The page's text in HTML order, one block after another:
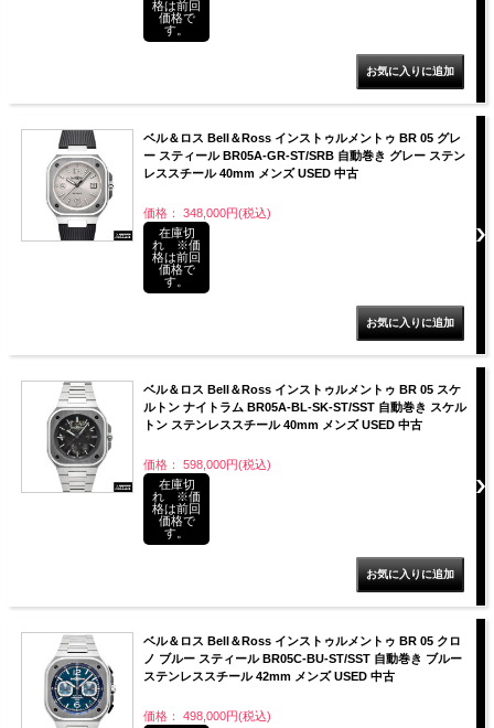
格は前回
価格で
す。
ベル＆ロス Bell＆Ross インストゥルメントゥ BR 05 グレ
ー スティール BR05A-GR-ST/SRB 自動巻き グレー ステン
レススチール 40mm メンズ USED 中古
価格： 348,000円(税込)
在庫切
れ ※価
格は前回
価格で
す。
ベル＆ロス Bell＆Ross インストゥルメントゥ BR 05 スケ
ルトン ナイトラム BR05A-BL-SK-ST/SST 自動巻き スケル
トン ステンレススチール 40mm メンズ USED 中古
価格： 598,000円(税込)
在庫切
れ ※価
格は前回
価格で
す。
ベル＆ロス Bell＆Ross インストゥルメントゥ BR 05 クロ
ノ ブルー スティール BR05C-BU-ST/SST 自動巻き ブルー
ステンレススチール 42mm メンズ USED 中古
価格： 498,000円(税込)